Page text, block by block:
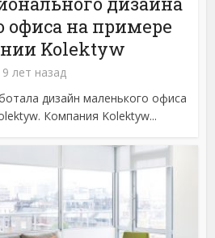
офиса на примере
Kolektyw
9 лет назад
дизайн маленького офиса
Компания Kolektyw...